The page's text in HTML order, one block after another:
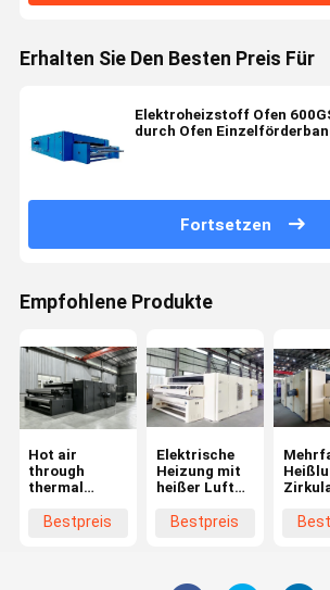
Erhalten Sie Den Besten Preis Für
Elektroheizstoff Ofen
durch Ofen
Fortsetzen
Empfohlene Produkte
Hot air
through
thermal
for nonwoven
Bestpreis
Elektrische
Heizung mit
heißer Luft
Bindemühle
Zwischenschichtwatte
Bestpreis
Ofen